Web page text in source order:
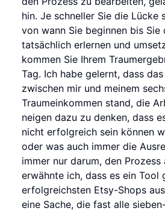
hin. Je schneller Sie die Lücke
von wann Sie beginnen bis Sie
tatsächlich erlernen und
kommen Sie Ihrem
Tag. Ich habe gelernt, dass
zwischen mir und meinem
Traumeinkommen stand, die
neigen dazu zu denken, dass
nicht erfolgreich sein können
oder was auch immer die
immer nur darum, den Prozess
erwähnte ich, dass es ein Tool
erfolgreichsten Etsy-Shops
eine Sache, die fast alle